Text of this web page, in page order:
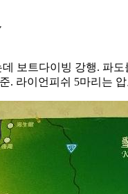
보트다이빙 강행. 파
. 라이언피쉬 5마리는